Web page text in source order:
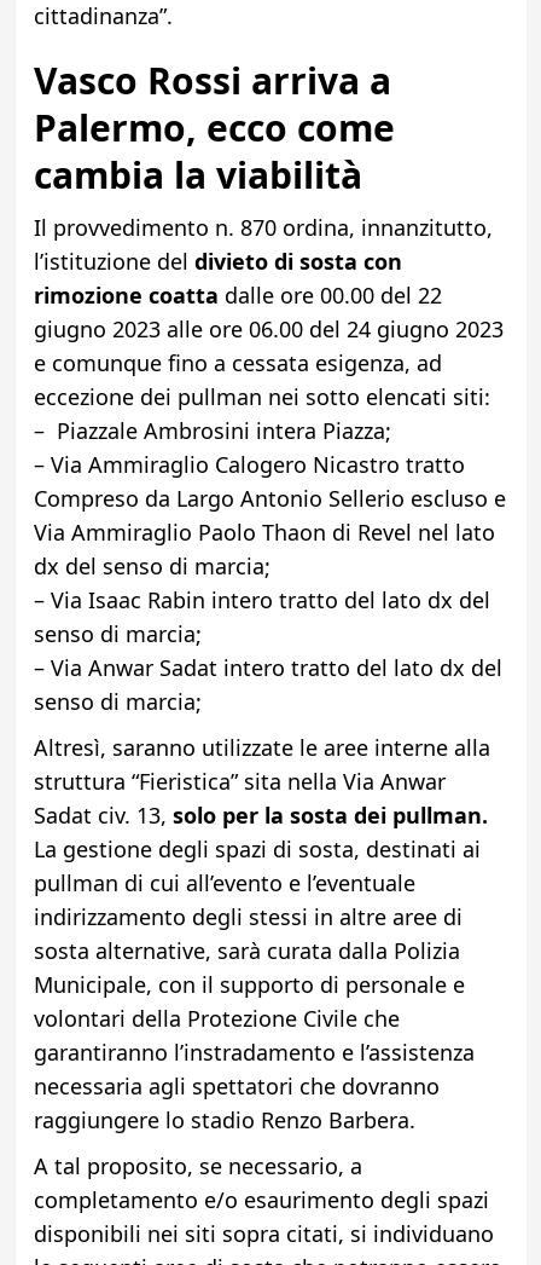
cittadinanza”.
Vasco Rossi arriva a
Palermo, ecco come
cambia la viabilità
Il provvedimento n. 870 ordina, innanzitutto,
l’istituzione del divieto di sosta con
rimozione coatta dalle ore 00.00 del 22
giugno 2023 alle ore 06.00 del 24 giugno 2023
e comunque fino a cessata esigenza, ad
eccezione dei pullman nei sotto elencati siti:
– Piazzale Ambrosini intera Piazza;
– Via Ammiraglio Calogero Nicastro tratto
Compreso da Largo Antonio Sellerio escluso e
Via Ammiraglio Paolo Thaon di Revel nel lato
dx del senso di marcia;
– Via Isaac Rabin intero tratto del lato dx del
senso di marcia;
– Via Anwar Sadat intero tratto del lato dx del
senso di marcia;
Altresì, saranno utilizzate le aree interne alla
struttura “Fieristica” sita nella Via Anwar
Sadat civ. 13, solo per la sosta dei pullman.
La gestione degli spazi di sosta, destinati ai
pullman di cui all’evento e l’eventuale
indirizzamento degli stessi in altre aree di
sosta alternative, sarà curata dalla Polizia
Municipale, con il supporto di personale e
volontari della Protezione Civile che
garantiranno l’instradamento e l’assistenza
necessaria agli spettatori che dovranno
raggiungere lo stadio Renzo Barbera.
A tal proposito, se necessario, a
completamento e/o esaurimento degli spazi
disponibili nei siti sopra citati, si individuano